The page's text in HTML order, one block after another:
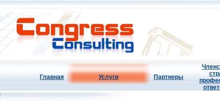
Главная Услуги Партнеры